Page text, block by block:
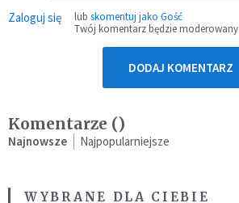
Zaloguj się lub skomentuj jako Gość
Twój komentarz będzie moderowany
DODAJ KOMENTARZ
Komentarze ()
Najnowsze Najpopularniejsze
WYBRANE DLA CIEBIE